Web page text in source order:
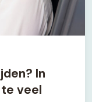
In
te veel